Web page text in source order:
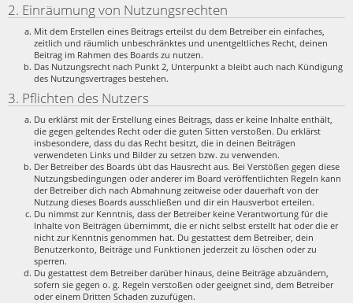
2. Einräumung von Nutzungsrechten
Mit dem Erstellen eines Beitrags erteilst du dem Betreiber ein einfaches,
zeitlich und räumlich unbeschränktes und unentgeltliches Recht, deinen
Beitrag im Rahmen des Boards zu nutzen.
Das Nutzungsrecht nach Punkt 2, Unterpunkt a bleibt auch nach Kündigung
des Nutzungsvertrages bestehen.
3. Pflichten des Nutzers
Du erklärst mit der Erstellung eines Beitrags, dass er keine Inhalte enthält,
die gegen geltendes Recht oder die guten Sitten verstoßen. Du erklärst
insbesondere, dass du das Recht besitzt, die in deinen Beiträgen
verwendeten Links und Bilder zu setzen bzw. zu verwenden.
Der Betreiber des Boards übt das Hausrecht aus. Bei Verstößen gegen diese
Nutzungsbedingungen oder anderer im Board veröffentlichten Regeln kann
der Betreiber dich nach Abmahnung zeitweise oder dauerhaft von der
Nutzung dieses Boards ausschließen und dir ein Hausverbot erteilen.
Du nimmst zur Kenntnis, dass der Betreiber keine Verantwortung für die
Inhalte von Beiträgen übernimmt, die er nicht selbst erstellt hat oder die er
nicht zur Kenntnis genommen hat. Du gestattest dem Betreiber, dein
Benutzerkonto, Beiträge und Funktionen jederzeit zu löschen oder zu
sperren.
Du gestattest dem Betreiber darüber hinaus, deine Beiträge abzuändern,
sofern sie gegen o. g. Regeln verstoßen oder geeignet sind, dem Betreiber
oder einem Dritten Schaden zuzufügen.